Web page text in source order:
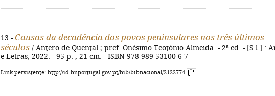
13 - Causas da decadência dos povos peninsulares nos três últimos
séculos / Antero de Quental ; pref. Onésimo Teotónio Almeida. - 2ª ed. - [S.l.] :
e Letras, 2022. - 95 p. ; 21 cm. - ISBN 978-989-53100-6-7
Link persistente: http://id.bnportugal.gov.pt/bib/bibnacional/2122774